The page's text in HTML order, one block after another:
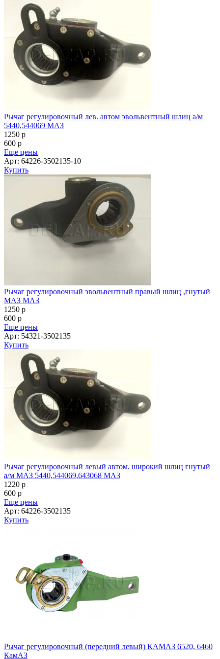
Рычаг регулировочный лев. автом эвольвентный шлиц а/м
5440,544069 МАЗ
1250 p
600 p
Еще цены
Арт: 64226-3502135-10
Купить
Рычаг регулировочный эвольвентный правый шлиц ,гнутый
МАЗ МАЗ
1250 p
600 p
Еще цены
Арт: 54321-3502135
Купить
Рычаг регулировочный левый автом. широкий шлиц гнутый
а/м МАЗ 5440,544069,643068 МАЗ
1220 p
600 p
Еще цены
Арт: 64226-3502135
Купить
Рычаг регулировочный (передний левый) КАМАЗ 6520, 6460
КамАЗ